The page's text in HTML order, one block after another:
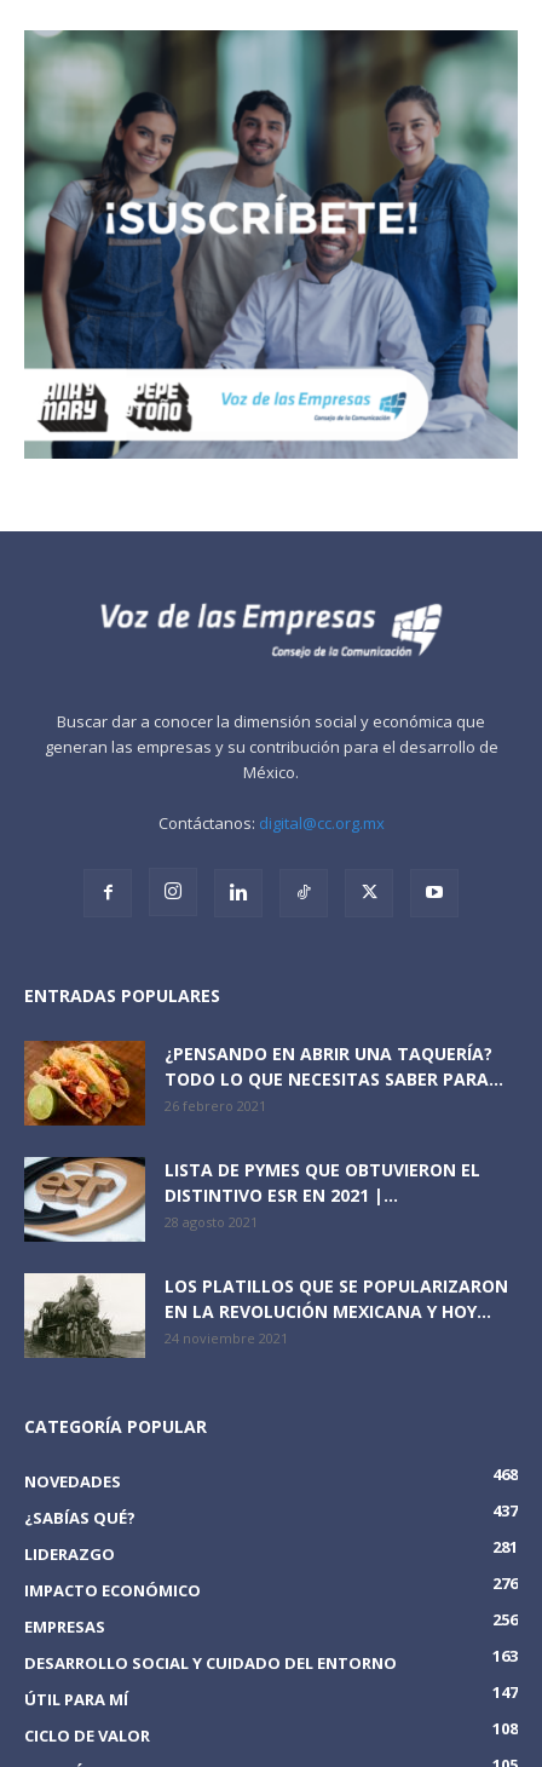
Buscar dar a conocer la dimensión social y económica que
generan las empresas y su contribución para el desarrollo de
México.
Contáctanos: digital@cc.org.mx
ENTRADAS POPULARES
¿PENSANDO EN ABRIR UNA TAQUERÍA?
TODO LO QUE NECESITAS SABER PARA...
26 febrero 2021
LISTA DE PYMES QUE OBTUVIERON EL
DISTINTIVO ESR EN 2021 |...
28 agosto 2021
LOS PLATILLOS QUE SE POPULARIZARON
EN LA REVOLUCIÓN MEXICANA Y HOY...
24 noviembre 2021
CATEGORÍA POPULAR
NOVEDADES
468
¿SABÍAS QUÉ?
437
LIDERAZGO
281
IMPACTO ECONÓMICO
276
EMPRESAS
256
DESARROLLO SOCIAL Y CUIDADO DEL ENTORNO
163
ÚTIL PARA MÍ
147
CICLO DE VALOR
108